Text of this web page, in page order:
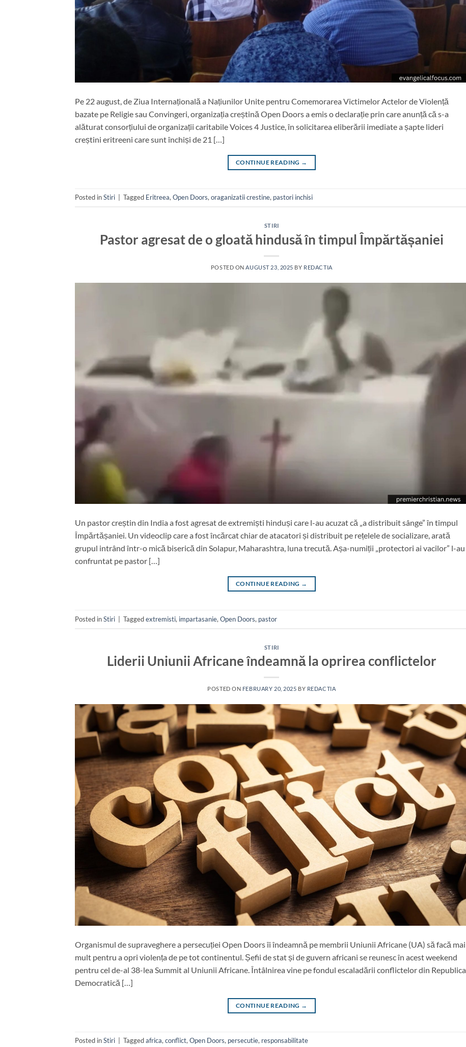
Pe 22 august, de Ziua Internațională a Națiunilor Unite pentru Comemorarea Victimelor Actelor de Violență
bazate pe Religie sau Convingeri, organizația creștină Open Doors a emis o declarație prin care anunță că s-a
alăturat consorțiului de organizații caritabile Voices 4 Justice, în solicitarea eliberării imediate a șapte lideri
creștini eritreeni care sunt închiși de 21 […]
CONTINUE READING →
Posted inStiri Tagged Eritreea,Open Doors,oraganizatii crestine, pastori inchisi
STIRI
Pastor agresat de o gloată hindusă în timpul Împărtășaniei
POSTED ONAUGUST 23, 2025 BY REDACTIA
Un pastor creștin din India a fost agresat de extremiști hinduși care l-au acuzat că „a distribuit sânge” în timpul
Împărtășaniei. Un videoclip care a fost încărcat chiar de atacatori și distribuit pe rețelele de socializare, arată
grupul intrând într-o mică biserică din Solapur, Maharashtra, luna trecută. Așa-numiții „protectori ai vacilor” l-au
confruntat pe pastor […]
CONTINUE READING →
Posted inStiri Taggedextremisti, impartasanie, Open Doors, pastor
STIRI
Liderii Uniunii Africane îndeamnă la oprirea conflictelor
POSTED ON FEBRUARY 20, 2025 BY REDACTIA
Organismul de supraveghere a persecuției Open Doors îi îndeamnă pe membrii Uniunii Africane (UA) să facă mai
mult pentru a opri violența de pe tot continentul. Șefii de stat și de guvern africani se reunesc în acest weekend
pentru cel de-al 38-lea Summit al Uniunii Africane. Întâlnirea vine pe fondul escaladării conflictelor din Republica
Democratică […]
CONTINUE READING →
Posted inStiri Taggedafrica,conflict,Open Doors, persecutie, responsabilitate